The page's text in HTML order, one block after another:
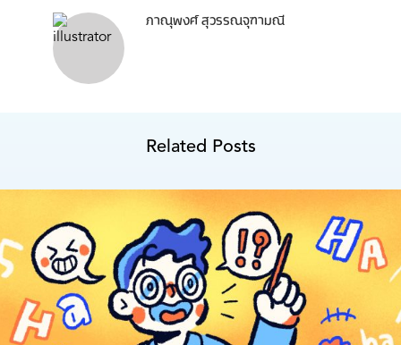
ภาณุพงศ์ สุวรรณจุฑามณี
Related Posts